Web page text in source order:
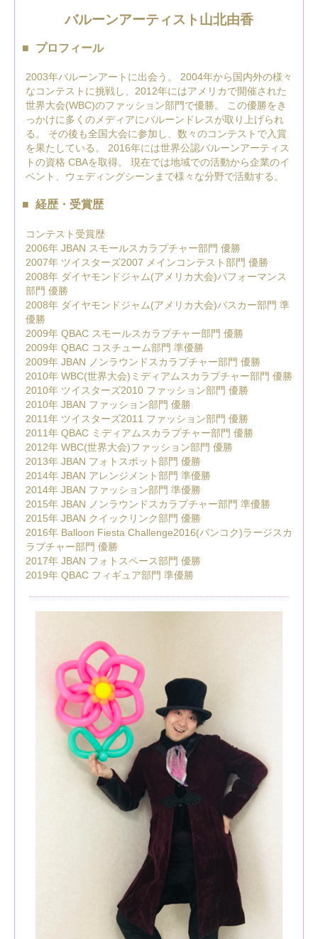
バルーンアーティスト山北由香
プロフィール
2003年バルーンアートに出会う。 2004年から国内外の様々
なコンテストに挑戦し、2012年にはアメリカで開催された
世界大会(WBC)のファッション部門で優勝。 この優勝をき
っかけに多くのメディアにバルーンドレスが取り上げられ
る。 その後も全国大会に参加し、数々のコンテストで入賞
を果たしている。 2016年には世界公認バルーンアーティス
トの資格 CBAを取得。 現在では地域での活動から企業のイ
ベント、ウェディングシーンまで様々な分野で活動する。
経歴・受賞歴
コンテスト受賞歴
2006年 JBAN スモールスカラプチャー部門 優勝
2007年 ツイスターズ2007 メインコンテスト部門 優勝
2008年 ダイヤモンドジャム(アメリカ大会)パフォーマンス
部門 優勝
2008年 ダイヤモンドジャム(アメリカ大会)バスカー部門 準
優勝
2009年 QBAC スモールスカラプチャー部門 優勝
2009年 QBAC コスチューム部門 準優勝
2009年 JBAN ノンラウンドスカラプチャー部門 優勝
2010年 WBC(世界大会)ミディアムスカラプチャー部門 優勝
2010年 ツイスターズ2010 ファッション部門 優勝
2010年 JBAN ファッション部門 優勝
2011年 ツイスターズ2011 ファッション部門 優勝
2011年 QBAC ミディアムスカラプチャー部門 優勝
2012年 WBC(世界大会)ファッション部門 優勝
2013年 JBAN フォトスポット部門 優勝
2014年 JBAN アレンジメント部門 準優勝
2014年 JBAN ファッション部門 準優勝
2015年 JBAN ノンラウンドスカラプチャー部門 準優勝
2015年 JBAN クイックリンク部門 優勝
2016年 Balloon Fiesta Challenge2016(バンコク)ラージスカ
ラプチャー部門 優勝
2017年 JBAN フォトスペース部門 優勝
2019年 QBAC フィギュア部門 準優勝